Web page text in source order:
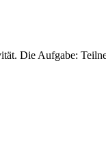
Die Aufgabe: